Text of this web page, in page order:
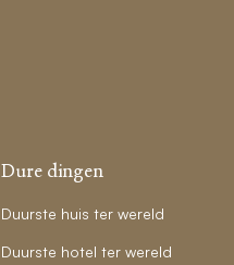
Dure dingen
Duurste huis ter wereld
Duurste hotel ter wereld